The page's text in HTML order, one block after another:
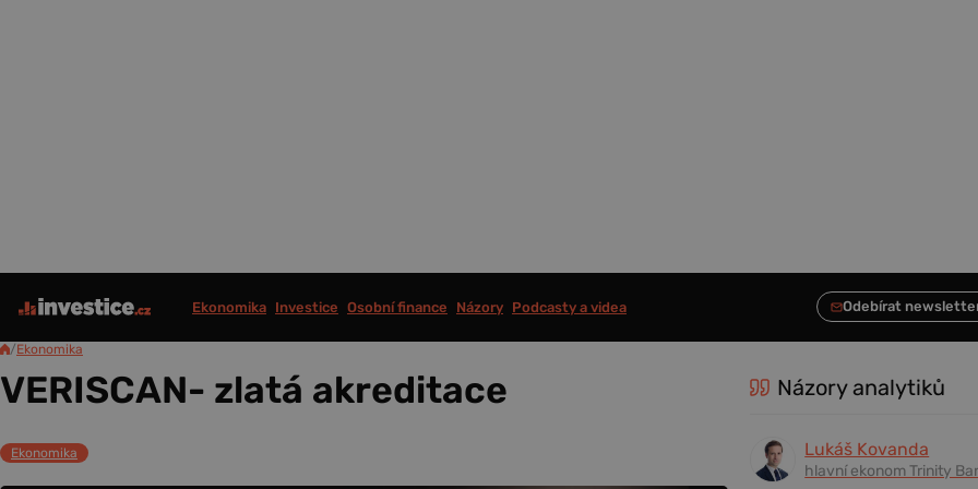
Ekonomika Investice Osobní finance Názory Podcasty a videa
/Ekonomika
VERISCAN- zlatá akreditace
Ekonomika
Názory analytiků
Lukáš Kovanda
hlavní ekonom Trinity